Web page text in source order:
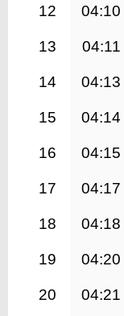
12 04:10
13 04:11
14 04:13
15 04:14
16 04:15
17 04:17
18 04:18
19 04:20
20 04:21